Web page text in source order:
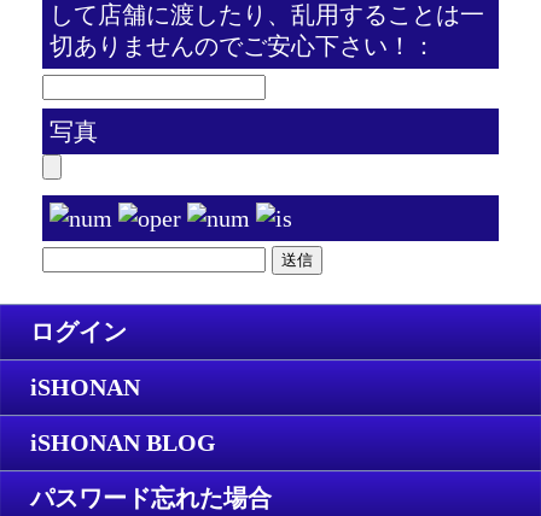
して店舗に渡したり、乱用することは一
切ありませんのでご安心下さい！：
写真
ログイン
iSHONAN
iSHONAN BLOG
パスワード忘れた場合